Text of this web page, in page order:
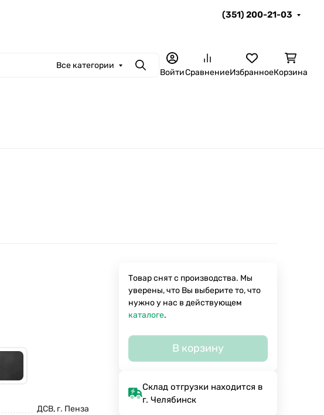
(351) 200-21-03
Все категории ПоискВойтиСравнениеИзбранноеКорзина
ДСВ, г. Пенза
Товар снят с производства. Мы
уверены, что Вы выберите то, что
нужно у нас в действующем
каталоге.
В корзину
Склад отгрузки находится в
г. Челябинск